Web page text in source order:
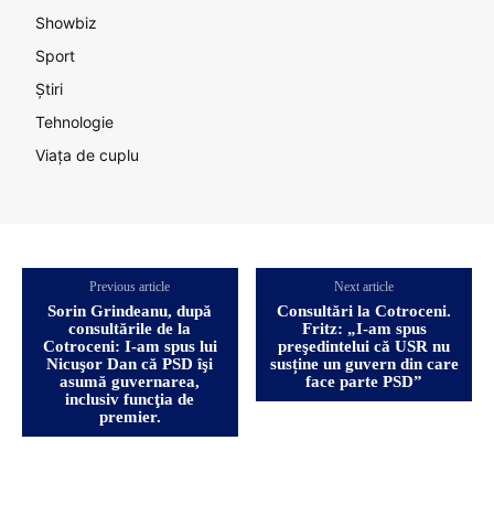
Showbiz
Sport
Știri
Tehnologie
Viața de cuplu
Previous article
Sorin Grindeanu, după
consultările de la
Cotroceni: I-am spus lui
Nicuşor Dan că PSD îşi
asumă guvernarea,
inclusiv funcţia de
premier.
Next article
Consultări la Cotroceni.
Fritz: „I-am spus
preşedintelui că USR nu
susține un guvern din care
face parte PSD”